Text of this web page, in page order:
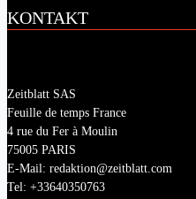
KONTAKT
Zeitblatt SAS
Feuille de temps France
4 rue du Fer à Moulin
75005 PARIS
E-Mail: redaktion@zeitblatt.com
Tel: +33640350763